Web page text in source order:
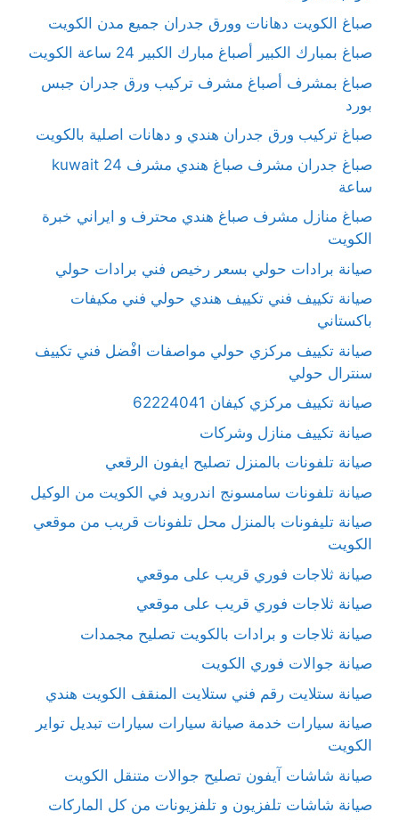
صباغ الكويت دهانات وورق جدران جميع مدن الكويت
صباغ بمبارك الكبير أصباغ مبارك الكبير 24 ساعة الكويت
صباغ بمشرف أصباغ مشرف تركيب ورق جدران جبس
بورد
صباغ تركيب ورق جدران هندي و دهانات اصلية بالكويت
صباغ جدران مشرف صباغ هندي مشرف kuwait 24
ساعة
صباغ منازل مشرف صباغ هندي محترف و ايراني خبرة
الكويت
صيانة برادات حولي بسعر رخيص فني برادات حولي
صيانة تكييف فني تكييف هندي حولي فني مكيفات
باكستاني
صيانة تكييف مركزي حولي مواصفات افْضل فني تكييف
سنترال حولي
صيانة تكييف مركزي كيفان 62224041
صيانة تكييف منازل وشركات
صيانة تلفونات بالمنزل تصليح ايفون الرقعي
صيانة تلفونات سامسونج اندرويد في الكويت من الوكيل
صيانة تليفونات بالمنزل محل تلفونات قريب من موقعي
الكويت
صيانة ثلاجات فوري قريب على موقعي
صيانة ثلاجات فوري قريب على موقعي
صيانة ثلاجات و برادات بالكويت تصليح مجمدات
صيانة جوالات فوري الكويت
صيانة ستلايت رقم فني ستلايت المنقف الكويت هندي
صيانة سيارات خدمة صيانة سيارات سيارات تبديل تواير
الكويت
صيانة شاشات آيفون تصليح جوالات متنقل الكويت
صيانة شاشات تلفزيون و تلفزيونات من كل الماركات